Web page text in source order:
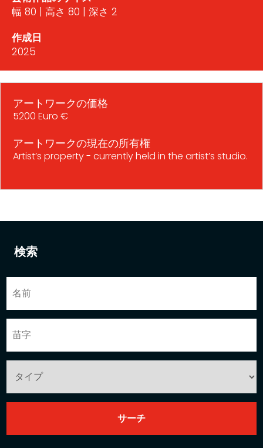
検索
幅 80 | 高さ 80 | 深さ 2
作成日
2025
アートワークの価格
5200 Euro €
アートワークの現在の所有権
Artist’s property - currently held in the artist’s studio.